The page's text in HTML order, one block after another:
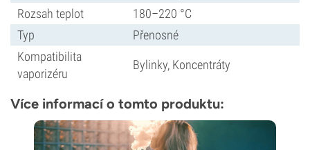
Rozsah teplot
180–220 °C
Typ
Přenosné
Kompatibilita
vaporizéru
Bylinky, Koncentráty
Více informací o tomto produktu: